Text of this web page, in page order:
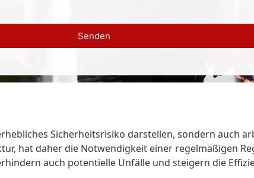
Senden
Sicherheitsrisiko darstellen, sondern auch
hat daher die Notwendigkeit einer regelmäßigen
auch potentielle Unfälle und steigern die